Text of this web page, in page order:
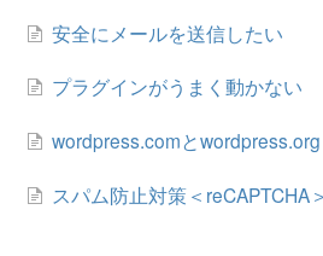
安全にメールを送信したい
プラグインがうまく動かない
wordpress.com​と
スパム防止対策＜reCAPTCHA＞